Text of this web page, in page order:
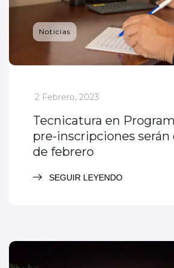
Noticias
_
2 Febrero, 2023
Tecnicatura en
pre-inscripciones serán
de febrero
SEGUIR LEYENDO